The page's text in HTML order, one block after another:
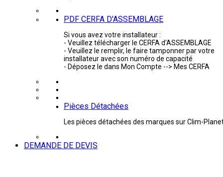
PDF CERFA D'ASSEMBLAGE
Si vous avez votre installateur :
- Veuillez télécharger le CERFA d'ASSEMBLAGE
- Veuillez le remplir, le faire tamponner par votre
installateur avec son numéro de capacité
- Déposez le dans Mon Compte --> Mes CERFA
Pièces Détachées
Les pièces détachées des marques sur Clim-
DEMANDE DE DEVIS